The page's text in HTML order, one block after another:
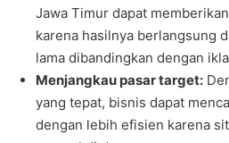
Jawa Timur dapat
karena hasilnya berlangsung
lama dibandingkan dengan
Menjangkau pasar target:
yang tepat, bisnis dapat
dengan lebih efisien karena